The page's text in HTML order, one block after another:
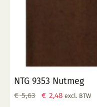
NTG 9353 Nutmeg
€5,63
Oorspronkelijke
€ 2,48Huidige
excl. BTW